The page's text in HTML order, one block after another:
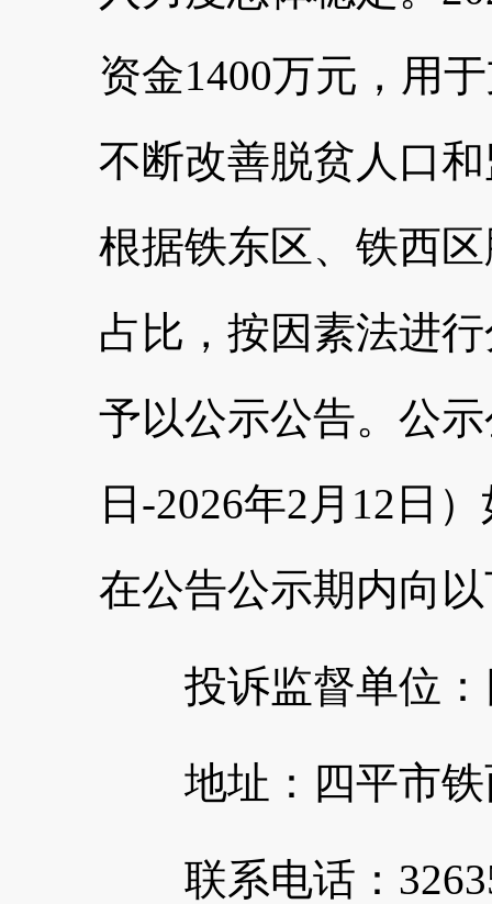
资金1400万元，用
不断改善脱贫人口
根据铁东区、铁西
占比，按因素法进
予以公示公告。公
日-2026年2月12日
在公告公示期内向
投诉监督单位：
地址：四平市铁
联系电话：